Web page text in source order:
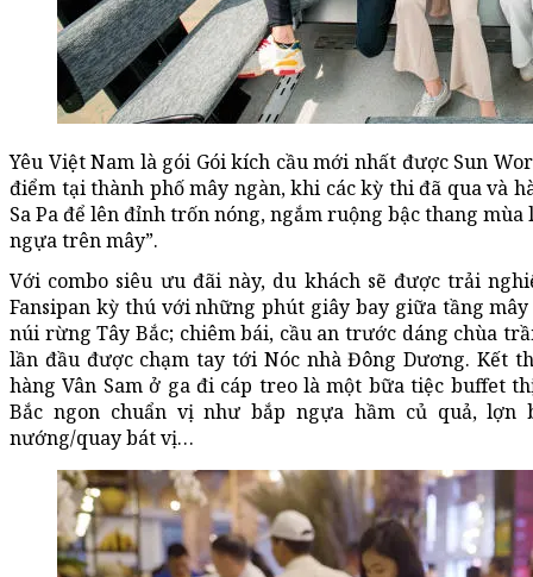
Yêu Việt Nam là gói Gói kích cầu mới nhất được Sun
điểm tại thành phố mây ngàn, khi các kỳ thi đã qua và
Sa Pa để lên đỉnh trốn nóng, ngắm ruộng bậc thang mùa
ngựa trên mây”.
Với combo siêu ưu đãi này, du khách sẽ được trải
Fansipan kỳ thú với những phút giây bay giữa tầng
núi rừng Tây Bắc; chiêm bái, cầu an trước dáng chùa
lần đầu được chạm tay tới Nóc nhà Đông Dương. Kết
hàng Vân Sam ở ga đi cáp treo là một bữa tiệc buffet
Bắc ngon chuẩn vị như bắp ngựa hầm củ quả, lợn
nướng/quay bát vị…